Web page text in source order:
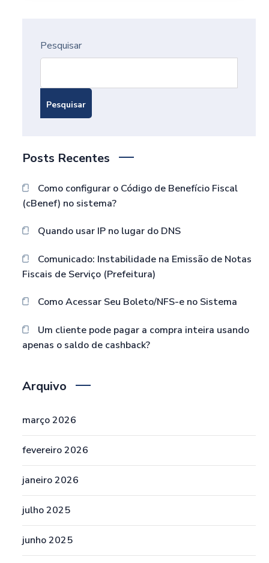
Pesquisar
Pesquisar
Posts Recentes
Como configurar o Código de Benefício Fiscal
(cBenef) no sistema?
Quando usar IP no lugar do DNS
Comunicado: Instabilidade na Emissão de Notas
Fiscais de Serviço (Prefeitura)
Como Acessar Seu Boleto/NFS-e no Sistema
Um cliente pode pagar a compra inteira usando
apenas o saldo de cashback?
Arquivo
março 2026
fevereiro 2026
janeiro 2026
julho 2025
junho 2025